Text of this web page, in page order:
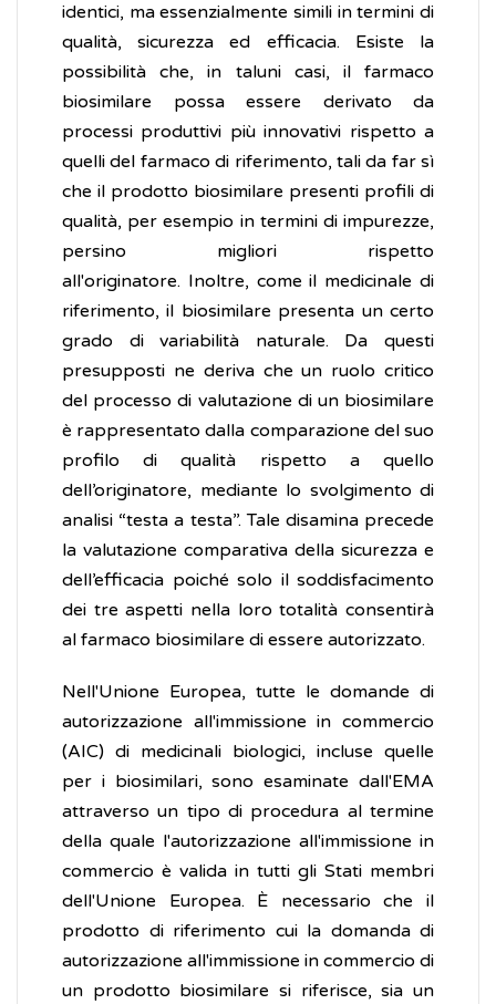
identici, ma essenzialmente simili in termini di
qualità, sicurezza ed efficacia. Esiste la
possibilità che, in taluni casi, il farmaco
biosimilare possa essere derivato da
processi produttivi più innovativi rispetto a
quelli del farmaco di riferimento, tali da far sì
che il prodotto biosimilare presenti profili di
qualità, per esempio in termini di impurezze,
persino migliori rispetto
all'originatore. Inoltre, come il medicinale di
riferimento, il biosimilare presenta un certo
grado di variabilità naturale. Da questi
presupposti ne deriva che un ruolo critico
del processo di valutazione di un biosimilare
è rappresentato dalla comparazione del suo
profilo di qualità rispetto a quello
dell’originatore, mediante lo svolgimento di
analisi “testa a testa”. Tale disamina precede
la valutazione comparativa della sicurezza e
dell’efficacia poiché solo il soddisfacimento
dei tre aspetti nella loro totalità consentirà
al farmaco biosimilare di essere autorizzato.
Nell'Unione Europea, tutte le domande di
autorizzazione all'immissione in commercio
(AIC) di medicinali biologici, incluse quelle
per i biosimilari, sono esaminate dall'EMA
attraverso un tipo di procedura al termine
della quale l'autorizzazione all'immissione in
commercio è valida in tutti gli Stati membri
dell'Unione Europea. È necessario che il
prodotto di riferimento cui la domanda di
autorizzazione all'immissione in commercio di
un prodotto biosimilare si riferisce, sia un